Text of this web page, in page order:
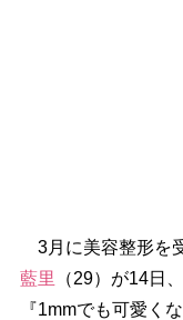
3月に美容整形を
藍里
（29）が14日
『1mmでも可愛く